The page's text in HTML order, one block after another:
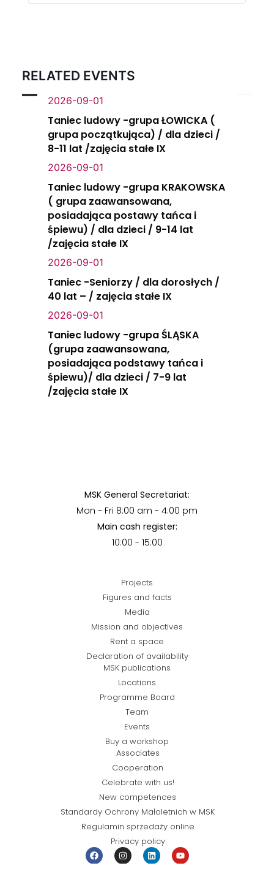
RELATED EVENTS
2026-09-01
Taniec ludowy -grupa ŁOWICKA (
grupa początkująca) / dla dzieci /
8-11 lat /zajęcia stałe IX
2026-09-01
Taniec ludowy -grupa KRAKOWSKA
( grupa zaawansowana,
posiadająca postawy tańca i
śpiewu) / dla dzieci / 9-14 lat
/zajęcia stałe IX
2026-09-01
Taniec -Seniorzy / dla dorosłych /
40 lat – / zajęcia stałe IX
2026-09-01
Taniec ludowy -grupa ŚLĄSKA
(grupa zaawansowana,
posiadająca podstawy tańca i
śpiewu)/ dla dzieci / 7-9 lat
/zajęcia stałe IX
MSK General Secretariat:
Mon - Fri 8:00 am - 4:00 pm
Main cash register:
10:00 - 15:00
Projects
Figures and facts
Media
Mission and objectives
Rent a space
Declaration of availability
MSK publications
Locations
Programme Board
Team
Events
Buy a workshop
Associates
Cooperation
Celebrate with us!
New competences
Standardy Ochrony Małoletnich w MSK
Regulamin sprzedaży online
Privacy policy